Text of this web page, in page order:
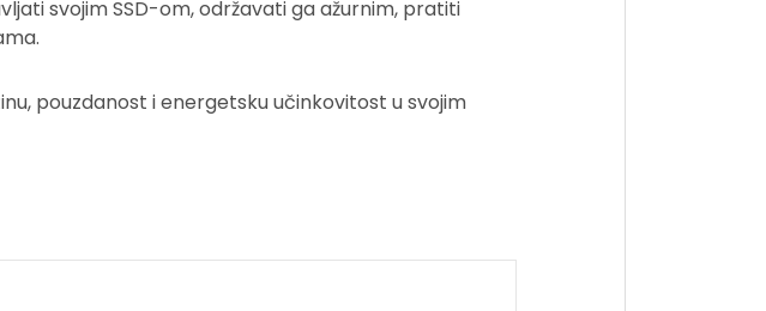
svojim SSD-om, održavati ga ažurnim, pratiti
pouzdanost i energetsku učinkovitost u svojim